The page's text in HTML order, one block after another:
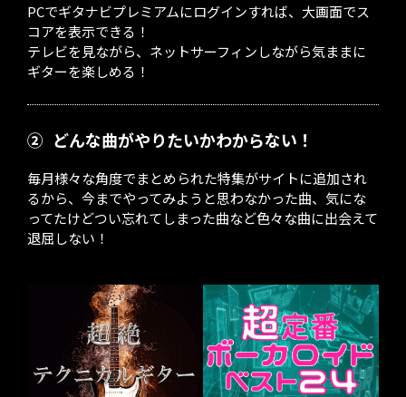
PCでギタナビプレミアムにログインすれば、大画面でス
コアを表示できる！
テレビを見ながら、ネットサーフィンしながら気ままに
ギターを楽しめる！
② どんな曲がやりたいかわからない！
毎月様々な角度でまとめられた特集がサイトに追加され
るから、今までやってみようと思わなかった曲、気にな
ってたけどつい忘れてしまった曲など色々な曲に出会えて
退屈しない！